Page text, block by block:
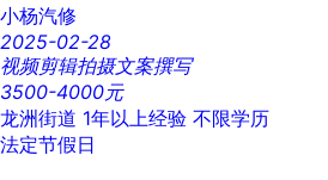
小杨汽修
2025-02-28
视频剪辑拍摄文案撰写
3500-4000元
龙洲街道 1年以上经验 不限学历
法定节假日